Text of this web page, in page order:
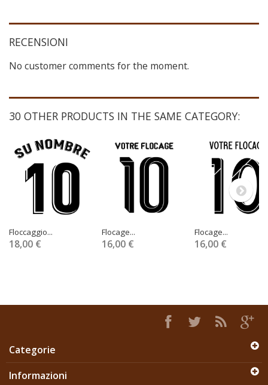
RECENSIONI
No customer comments for the moment.
30 OTHER PRODUCTS IN THE SAME CATEGORY:
Floccaggio...
18,00 €
Flocage...
16,00 €
Flocage...
16,00 €
Categorie
Informazioni